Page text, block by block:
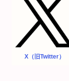
X（旧Twitter）